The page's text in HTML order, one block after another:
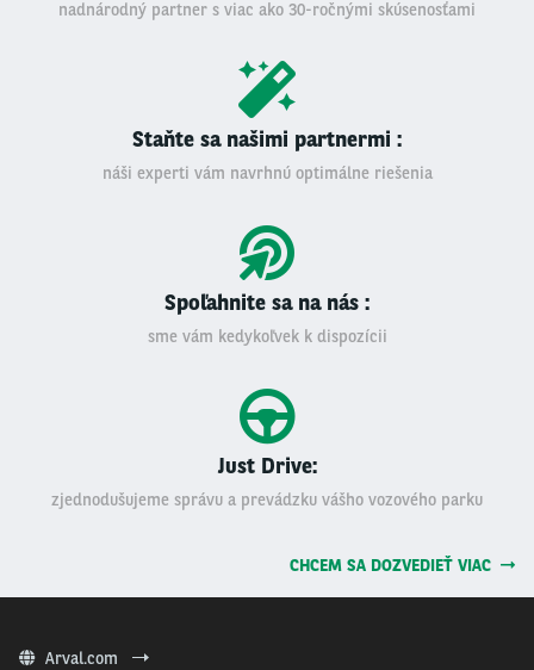
nadnárodný partner s viac ako 30-ročnými skúsenosťami
Staňte sa našimi partnermi :
náši experti vám navrhnú optimálne riešenia
Spoľahnite sa na nás :
sme vám kedykoľvek k dispozícii
Just Drive:
zjednodušujeme správu a prevádzku vášho vozového parku
CHCEM SA DOZVEDIEŤ VIAC
Arval.com